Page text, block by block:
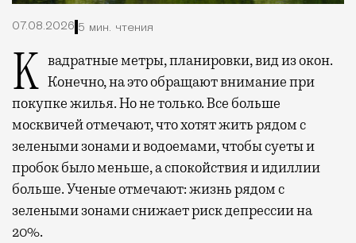
07.08.2026 5 мин. чтения
Квадратные метры, планировки, вид из окон. Конечно, на это обращают внимание при
покупке жилья. Но не только. Все больше
москвичей отмечают, что хотят жить рядом с
зелеными зонами и водоемами, чтобы суеты и
пробок было меньше, а спокойствия и идиллии
больше. Ученые отмечают: жизнь рядом с
зелеными зонами снижает риск депрессии на
20%.